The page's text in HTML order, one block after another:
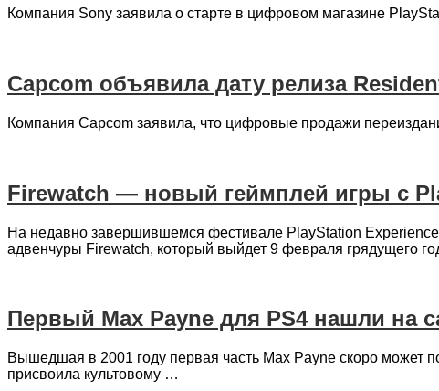
Компания Sony заявила о старте в цифровом магазине
Capcom объявила дату релиза
Компания Capcom заявила, что цифровые продажи
Firewatch — новый геймплей игры c
На недавно завершившемся фестивале PlayStation
адвенчуры Firewatch, который выйдет 9 февраля грядущего
Первый Max Payne для PS4 нашли на
Вышедшая в 2001 году первая часть Max Payne скоро может
присвоила культовому …